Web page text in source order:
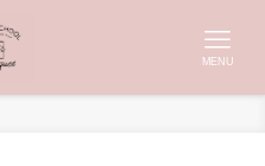
MENU